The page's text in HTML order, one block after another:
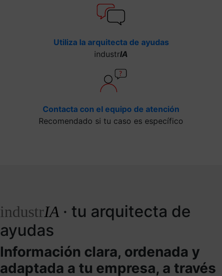
Utiliza la arquitecta de ayudas
industrIA
Contacta con el equipo de atención
Recomendado si tu caso es específico
industrIA · tu arquitecta de
ayudas
Información clara, ordenada y
adaptada a tu empresa, a través